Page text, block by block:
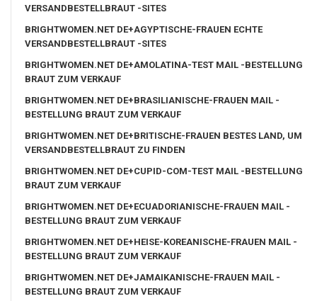
VERSANDBESTELLBRAUT -SITES
BRIGHTWOMEN.NET DE+AGYPTISCHE-FRAUEN ECHTE
VERSANDBESTELLBRAUT -SITES
BRIGHTWOMEN.NET DE+AMOLATINA-TEST MAIL -BESTELLUNG
BRAUT ZUM VERKAUF
BRIGHTWOMEN.NET DE+BRASILIANISCHE-FRAUEN MAIL -
BESTELLUNG BRAUT ZUM VERKAUF
BRIGHTWOMEN.NET DE+BRITISCHE-FRAUEN BESTES LAND, UM
VERSANDBESTELLBRAUT ZU FINDEN
BRIGHTWOMEN.NET DE+CUPID-COM-TEST MAIL -BESTELLUNG
BRAUT ZUM VERKAUF
BRIGHTWOMEN.NET DE+ECUADORIANISCHE-FRAUEN MAIL -
BESTELLUNG BRAUT ZUM VERKAUF
BRIGHTWOMEN.NET DE+HEISE-KOREANISCHE-FRAUEN MAIL -
BESTELLUNG BRAUT ZUM VERKAUF
BRIGHTWOMEN.NET DE+JAMAIKANISCHE-FRAUEN MAIL -
BESTELLUNG BRAUT ZUM VERKAUF